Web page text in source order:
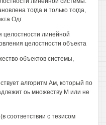
тогда и только тогда,
Одг.
целостности линейной
целостности объекта
объектов системы,
алгоритм Ам, который по
оь множеству М или не
соответствии с тезисом